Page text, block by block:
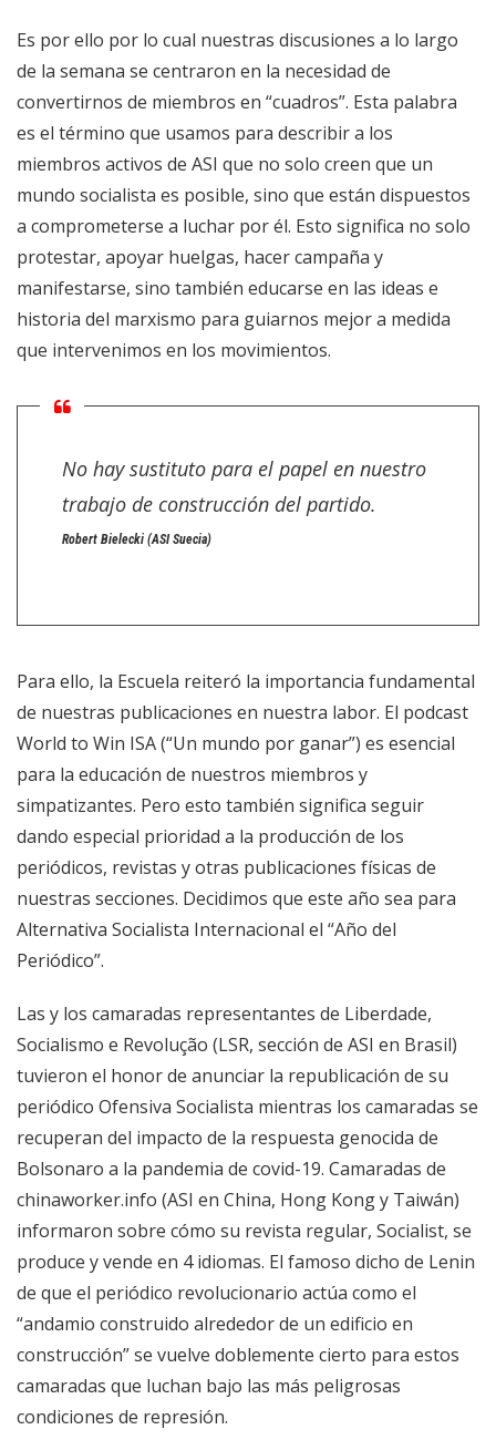
Es por ello por lo cual nuestras discusiones a lo largo
de la semana se centraron en la necesidad de
convertirnos de miembros en “cuadros”. Esta palabra
es el término que usamos para describir a los
miembros activos de ASI que no solo creen que un
mundo socialista es posible, sino que están dispuestos
a comprometerse a luchar por él. Esto significa no solo
protestar, apoyar huelgas, hacer campaña y
manifestarse, sino también educarse en las ideas e
historia del marxismo para guiarnos mejor a medida
que intervenimos en los movimientos.
No hay sustituto para el papel en nuestro
trabajo de construcción del partido.
Robert Bielecki (ASI Suecia)
Para ello, la Escuela reiteró la importancia fundamental
de nuestras publicaciones en nuestra labor. El podcast
World to Win ISA (“Un mundo por ganar”) es esencial
para la educación de nuestros miembros y
simpatizantes. Pero esto también significa seguir
dando especial prioridad a la producción de los
periódicos, revistas y otras publicaciones físicas de
nuestras secciones. Decidimos que este año sea para
Alternativa Socialista Internacional el “Año del
Periódico”.
Las y los camaradas representantes de Liberdade,
Socialismo e Revolução (LSR, sección de ASI en Brasil)
tuvieron el honor de anunciar la republicación de su
periódico Ofensiva Socialista mientras los camaradas se
recuperan del impacto de la respuesta genocida de
Bolsonaro a la pandemia de covid-19. Camaradas de
chinaworker.info (ASI en China, Hong Kong y Taiwán)
informaron sobre cómo su revista regular, Socialist, se
produce y vende en 4 idiomas. El famoso dicho de Lenin
de que el periódico revolucionario actúa como el
“andamio construido alrededor de un edificio en
construcción” se vuelve doblemente cierto para estos
camaradas que luchan bajo las más peligrosas
condiciones de represión.